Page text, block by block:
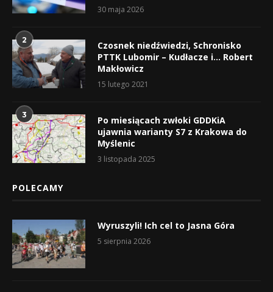
30 maja 2026
2
Czosnek niedźwiedzi, Schronisko
PTTK Lubomir – Kudłacze i… Robert
Makłowicz
15 lutego 2021
3
Po miesiącach zwłoki GDDKiA
ujawnia warianty S7 z Krakowa do
Myślenic
3 listopada 2025
POLECAMY
Wyruszyli! Ich cel to Jasna Góra
5 sierpnia 2026